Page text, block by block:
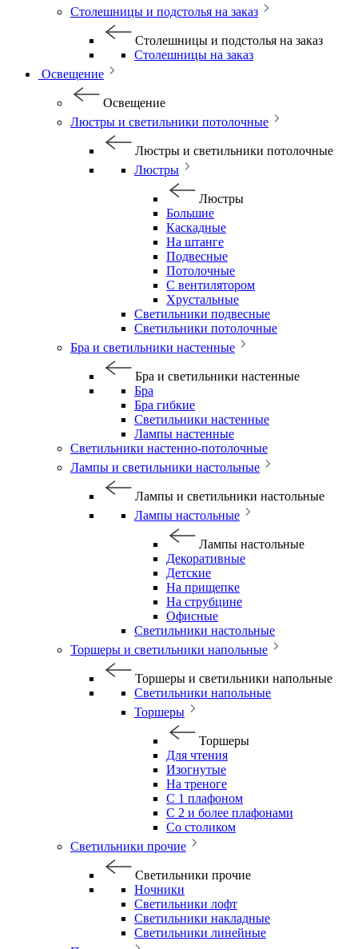
Столешницы и подстолья на заказ
Столешницы и подстолья на заказ
Столешницы на заказ
Освещение
Освещение
Люстры и светильники потолочные
Люстры и светильники потолочные
Люстры
Люстры
Большие
Каскадные
На штанге
Подвесные
Потолочные
С вентилятором
Хрустальные
Светильники подвесные
Светильники потолочные
Бра и светильники настенные
Бра и светильники настенные
Бра
Бра гибкие
Светильники настенные
Лампы настенные
Светильники настенно-потолочные
Лампы и светильники настольные
Лампы и светильники настольные
Лампы настольные
Лампы настольные
Декоративные
Детские
На прищепке
На струбцине
Офисные
Светильники настольные
Торшеры и светильники напольные
Торшеры и светильники напольные
Светильники напольные
Торшеры
Торшеры
Для чтения
Изогнутые
На треноге
С 1 плафоном
С 2 и более плафонами
Со столиком
Светильники прочие
Светильники прочие
Ночники
Светильники лофт
Светильники накладные
Светильники линейные